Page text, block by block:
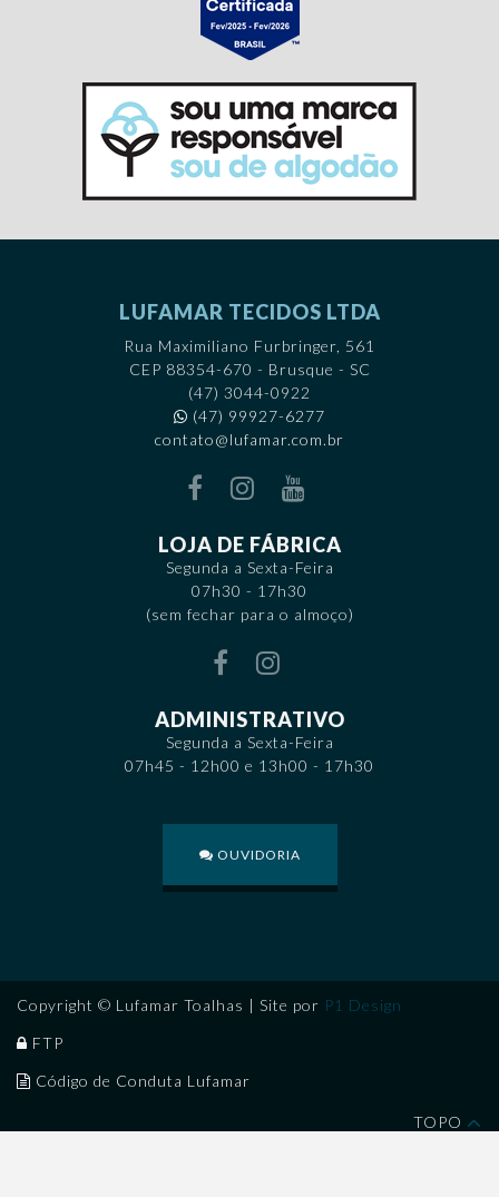
LUFAMAR TECIDOS LTDA
Rua Maximiliano Furbringer, 561
CEP 88354-670 - Brusque - SC
(47) 3044-0922
(47) 99927-6277
contato@lufamar.com.br
LOJA DE FÁBRICA
Segunda a Sexta-Feira
07h30 - 17h30
(sem fechar para o almoço)
ADMINISTRATIVO
Segunda a Sexta-Feira
07h45 - 12h00 e 13h00 - 17h30
OUVIDORIA
Copyright © Lufamar Toalhas | Site por P1 Design
FTP
Código de Conduta Lufamar
TOPO